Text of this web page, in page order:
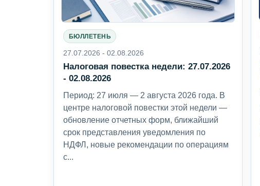
БЮЛЛЕТЕНЬ
27.07.2026 - 02.08.2026
Налоговая повестка недели: 27.07.2026
- 02.08.2026
Период: 27 июля — 2 августа 2026 года. В
центре налоговой повестки этой недели —
обновление отчетных форм, ближайший
срок представления уведомления по
НДФЛ, новые рекомендации по операциям
с...